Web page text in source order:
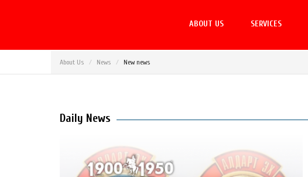
ABOUT US SERVICES
About Us News New news
Daily News